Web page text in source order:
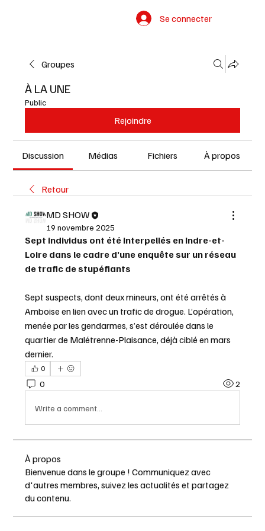
Se connecter
Groupes
À LA UNE
Public
Rejoindre
Discussion Médias Fichiers À propos
Retour
MD SHOW
19 novembre 2025
Sept individus ont été interpellés en Indre-et-
Loire dans le cadre d’une enquête sur un réseau
de trafic de stupéfiants
Sept suspects, dont deux mineurs, ont été arrêtés à
Amboise en lien avec un trafic de drogue. L’opération,
menée par les gendarmes, s’est déroulée dans le
quartier de Malétrenne-Plaisance, déjà ciblé en mars
dernier.
0
0 2
Write a comment...
À propos
Bienvenue dans le groupe ! Communiquez avec
d'autres membres, suivez les actualités et partagez
du contenu.